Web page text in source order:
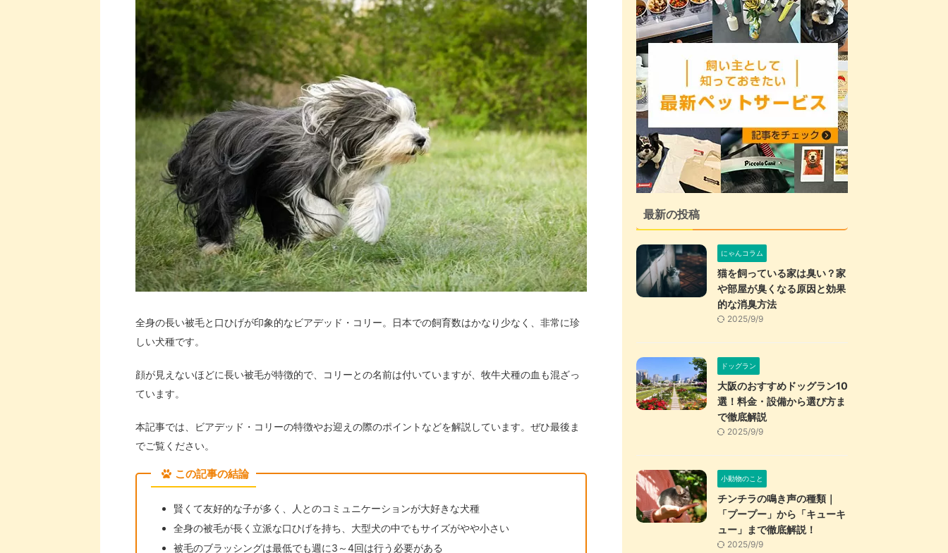
全身の長い被毛と口ひげが印象的なビアデッド・コリー。日本での飼育数はかなり少なく、非常に珍
しい犬種です。
顔が見えないほどに長い被毛が特徴的で、コリーとの名前は付いていますが、牧牛犬種の血も混ざっ
ています。
本記事では、ビアデッド・コリーの特徴やお迎えの際のポイントなどを解説しています。ぜひ最後ま
でご覧ください。
この記事の結論
賢くて友好的な子が多く、人とのコミュニケーションが大好きな犬種
全身の被毛が長く立派な口ひげを持ち、大型犬の中でもサイズがやや小さい
被毛のブラッシングは最低でも週に3～4回は行う必要がある
最新の投稿
にゃんコラム
猫を飼っている家は臭い？家
や部屋が臭くなる原因と効果
的な消臭方法
2025/9/9
ドッグラン
大阪のおすすめドッグラン10
選！料金・設備から選び方ま
で徹底解説
2025/9/9
小動物のこと
チンチラの鳴き声の種類｜
「プープー」から「キューキ
ュー」まで徹底解説！
2025/9/9